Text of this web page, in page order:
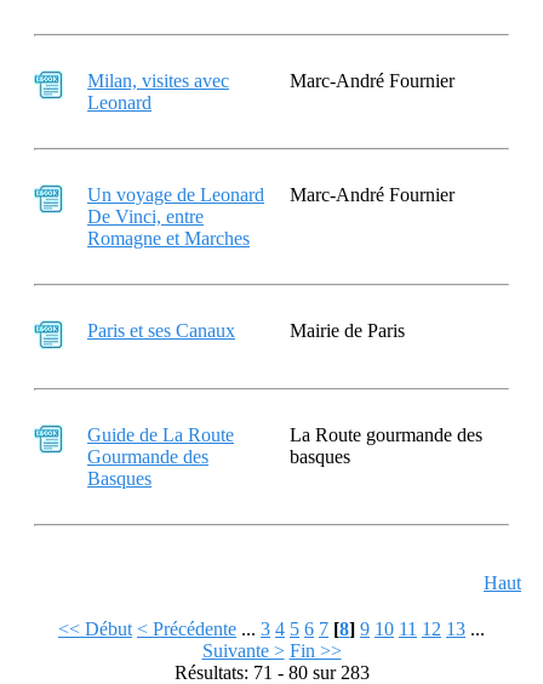
Milan, visites avec
Leonard
Marc-André Fournier
Un voyage de Leonard
De Vinci, entre
Romagne et Marches
Marc-André Fournier
Paris et ses Canaux Mairie de Paris
Guide de La Route
Gourmande des
Basques
La Route gourmande des
basques
Haut
<< Début < Précédente ... 3 4 5 6 7 [8] 9 10 11 12 13 ...
Suivante > Fin >>
Résultats: 71 - 80 sur 283